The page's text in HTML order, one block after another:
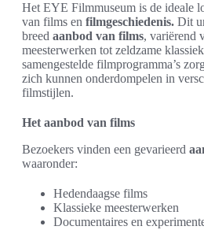
Het EYE Filmmuseum is de ideale
van films en filmgeschiedenis. Dit
breed aanbod van films, variërend
meesterwerken tot zeldzame
samengestelde filmprogramma’s
zich kunnen onderdompelen in
filmstijlen.
Het aanbod van films
Bezoekers vinden een gevarieerd
waaronder:
Hedendaagse films
Klassieke meesterwerken
Documentaires en